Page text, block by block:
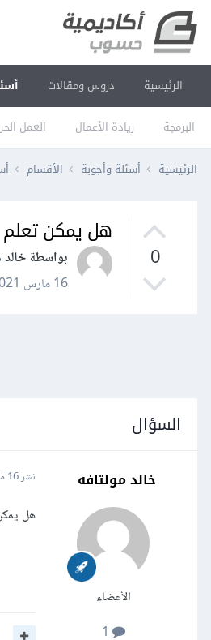
الرئيسية دروس ومقالات
البرمجة ريادة الأعمال العمل الحر
الرئيسية أسئلة وأجوبة الأقسام
0
هل يمكن تعلم
بواسطة خالد
16 مارس 2021
السؤال
خالد مولتافه
الأعضاء
نشر16 مارس 2021
هل